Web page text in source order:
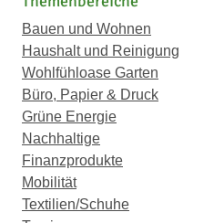
Bauen und Wohnen
Haushalt und Reinigung
Wohlfühloase Garten
Büro, Papier & Druck
Grüne Energie
Nachhaltige
Finanzprodukte
Mobilität
Textilien/Schuhe